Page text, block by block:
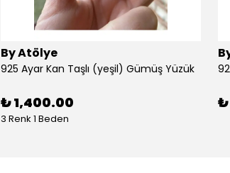
By Atölye
925 Ayar Kan Taşlı (yeşil) Gümüş Yüzük
₺ 1,400.00
3 Renk 1 Beden
₺